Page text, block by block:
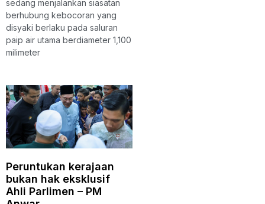
sedang menjalankan siasatan
berhubung kebocoran yang
disyaki berlaku pada saluran
paip air utama berdiameter 1,100
milimeter
Peruntukan kerajaan
bukan hak eksklusif
Ahli Parlimen – PM